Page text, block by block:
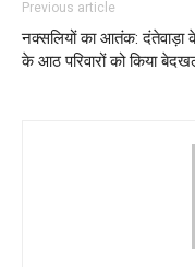
Previous article
नक्सलियों का आतंक: दंतेवाड़ा के
के आठ परिवारों को किया